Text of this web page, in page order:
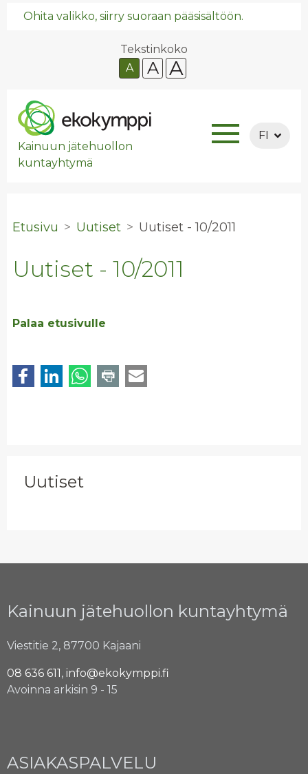
Ohita valikko, siirry suoraan pääsisältöön.
Tekstinkoko
A
A A
Kainuun jätehuollon
kuntayhtymä
FI
Uutiset
Etusivu Uutiset Uu­ti­set - 10/2011
Uutiset - 10/2011
Palaa etusivulle
Kainuun jätehuollon kuntayhtymä
Viestitie 2, 87700 Kajaani
08 636 611, info@ekokymppi.fi
Avoinna arkisin 9 - 15
ASIAKASPALVELU